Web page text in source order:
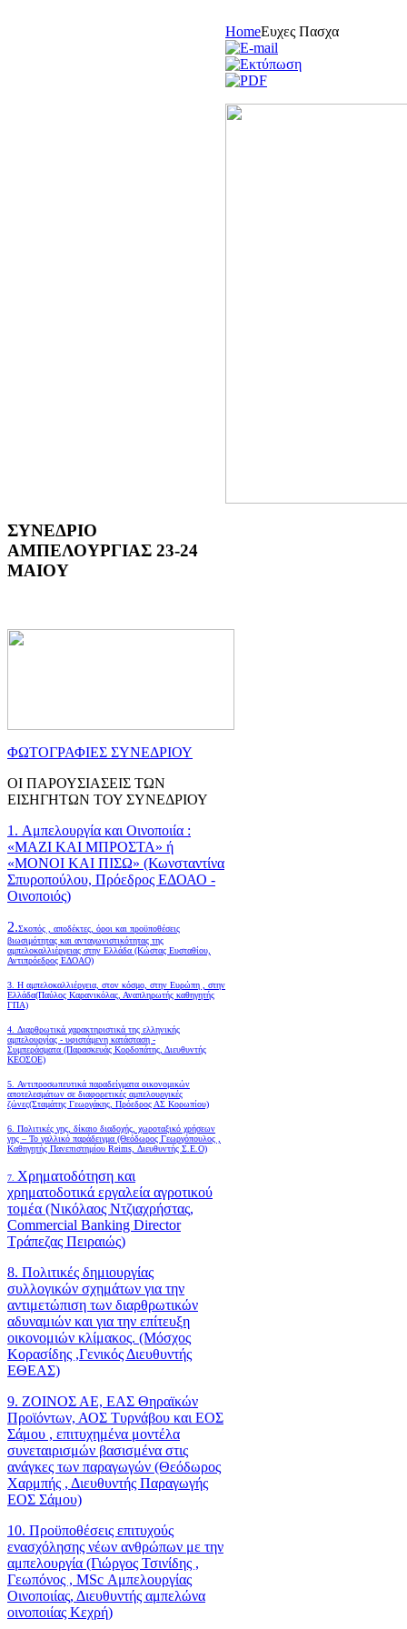
HomeΕυχες Πασχα
ΣΥΝΕΔΡΙΟ
ΑΜΠΕΛΟΥΡΓΙΑΣ 23-24
ΜΑΙΟΥ
ΦΩΤΟΓΡΑΦΙΕΣ ΣΥΝΕΔΡΙΟΥ
ΟΙ ΠΑΡΟΥΣΙΑΣΕΙΣ ΤΩΝ
ΕΙΣΗΓΗΤΩΝ ΤΟΥ ΣΥΝΕΔΡΙΟΥ
1. Αμπελουργία και Οινοποιία :
«ΜΑΖΙ ΚΑΙ ΜΠΡΟΣΤΑ» ή
«ΜΟΝΟΙ ΚΑΙ ΠΙΣΩ» (Κωνσταντίνα
Σπυροπούλου, Πρόεδρος ΕΔΟΑΟ -
Οινοποιός)
2.Σκοπός , αποδέκτες, όροι και προϋποθέσεις
βιωσιμότητας και ανταγωνιστικότητας της
αμπελοκαλλιέργειας στην Ελλάδα (Κώστας Ευσταθίου,
Αντιπρόεδρος ΕΔΟΑΟ)
3. Η αμπελοκαλλιέργεια, στον κόσμο, στην Ευρώπη , στην
Ελλάδα(Παύλος Καρανικόλας, Αναπληρωτής καθηγητής
ΓΠΑ)
4. Διαρθρωτικά χαρακτηριστικά της ελληνικής
αμπελουργίας - υφιστάμενη κατάσταση -
Συμπεράσματα (Παρασκευάς Κορδοπάτης, Διευθυντής
ΚΕΟΣΟΕ)
5. Αντιπροσωπευτικά παραδείγματα οικονομικών
αποτελεσμάτων σε διαφορετικές αμπελουργικές
ζώνες(Σταμάτης Γεωργάκης, Πρόεδρος ΑΣ Κορωπίου)
6. Πολιτικές γης, δίκαιο διαδοχής, χωροταξικό χρήσεων
γης – Το γαλλικό παράδειγμα (Θεόδωρος Γεωργόπουλος ,
Καθηγητής Πανεπιστημίου Reims, Διευθυντής Σ.Ε.Ο)
7. Χρηματοδότηση και
χρηματοδοτικά εργαλεία αγροτικού
τομέα (Νικόλαος Ντζιαχρήστας,
Commercial Banking Director
Τράπεζας Πειραιώς)
8. Πολιτικές δημιουργίας
συλλογικών σχημάτων για την
αντιμετώπιση των διαρθρωτικών
αδυναμιών και για την επίτευξη
οικονομιών κλίμακος. (Μόσχος
Κορασίδης ,Γενικός Διευθυντής
ΕΘΕΑΣ)
9. ΖΟΙΝΟΣ ΑΕ, ΕΑΣ Θηραϊκών
Προϊόντων, ΑΟΣ Τυρνάβου και ΕΟΣ
Σάμου , επιτυχημένα μοντέλα
συνεταιρισμών βασισμένα στις
ανάγκες των παραγωγών (Θεόδωρος
Χαρμπής , Διευθυντής Παραγωγής
ΕΟΣ Σάμου)
10. Προϋποθέσεις επιτυχούς
ενασχόλησης νέων ανθρώπων με την
αμπελουργία (Γιώργος Τσινίδης ,
Γεωπόνος , MSc Αμπελουργίας
Οινοποιίας, Διευθυντής αμπελώνα
οινοποιίας Κεχρή)